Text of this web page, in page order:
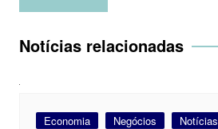
de
Post
Notícias relacionadas
Economia Negócios Notícias